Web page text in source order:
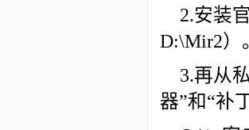
2.安装
D:\Mir2）
3.再从
器”和“补